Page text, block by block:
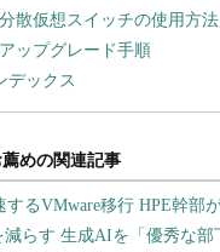
散仮想スイッチの使用方法
ップグレード手順
デックス